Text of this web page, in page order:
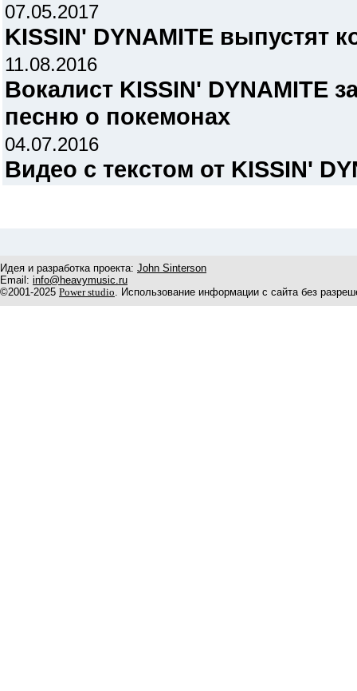
07.05.2017
KISSIN' DYNAMITE выпустят
11.08.2016
Вокалист KISSIN' DYNAMITE
песню о покемонах
04.07.2016
Видео с текстом от KISSIN'
Идея и разработка проекта: John Sinterson
Email: info@heavymusic.ru
©2001-2025 Power studio. Использование информации с сайта без